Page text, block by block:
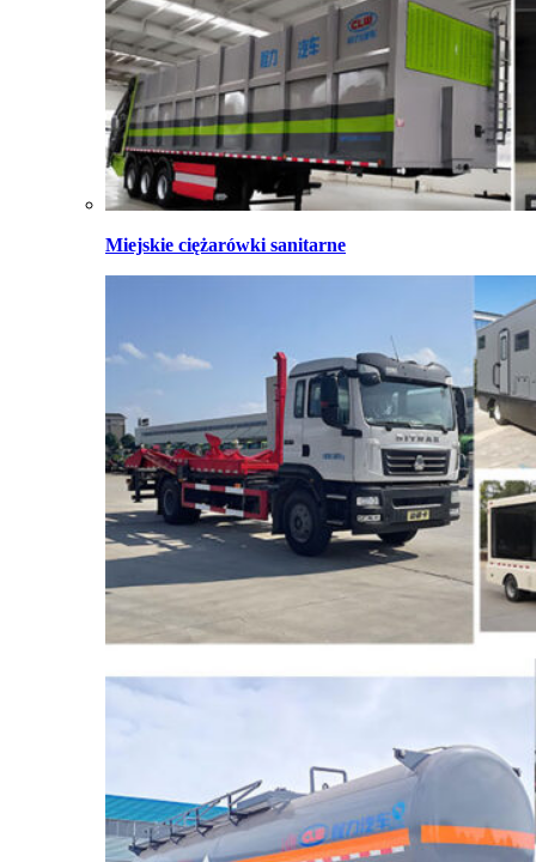
Miejskie ciężarówki sanitarne